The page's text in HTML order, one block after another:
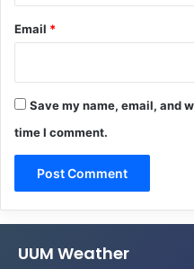
Email *
Save my name, email, and
time I comment.
UUM Weather